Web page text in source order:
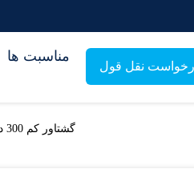
مناسبت ها
نقل قول
گشتاور کم 300 دور در دقیقه فیبر نوری مفصل گردان با اتصال STFC SC